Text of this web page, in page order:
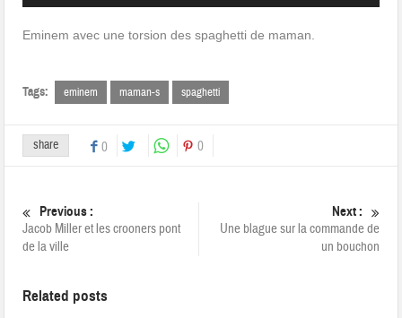
Eminem avec une torsion des spaghetti de maman.
Tags: eminem maman-s spaghetti
share 0 0
Previous :
Jacob Miller et les crooners pont
de la ville
Next :
Une blague sur la commande de
un bouchon
Related posts